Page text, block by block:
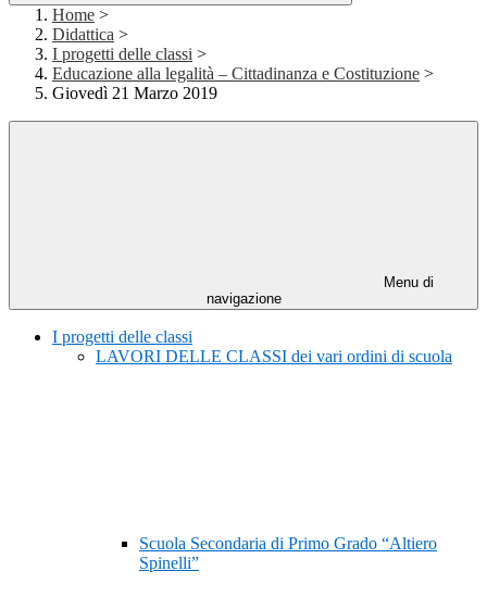
Home >
Didattica >
I progetti delle classi >
Educazione alla legalità – Cittadinanza e Costituzione >
Giovedì 21 Marzo 2019
Menu di
navigazione
I progetti delle classi
LAVORI DELLE CLASSI dei vari ordini di scuola
Scuola Secondaria di Primo Grado “Altiero
Spinelli”